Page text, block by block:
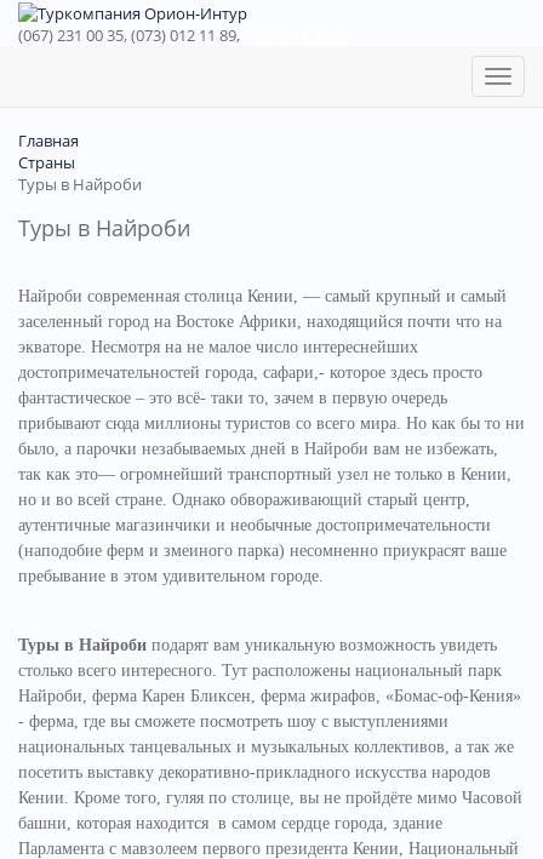
(067) 231 00 35, (073) 012 11 89,
Toggle
Главная
Страны
Туры в Найроби
Туры в Найроби
Найроби современная столица Кении, — самый крупный и самый
заселенный город на Востоке Африки, находящийся почти что на
экваторе. Несмотря на не малое число интереснейших
достопримечательностей города, сафари,- которое здесь просто
фантастическое – это всё- таки то, зачем в первую очередь
прибывают сюда миллионы туристов со всего мира. Но как бы то ни
было, а парочки незабываемых дней в Найроби вам не избежать,
так как это— огромнейший транспортный узел не только в Кении,
но и во всей стране. Однако обвораживающий старый центр,
аутентичные магазинчики и необычные достопримечательности
(наподобие ферм и змеиного парка) несомненно приукрасят ваше
пребывание в этом удивительном городе.
Туры в Найроби подарят вам уникальную возможность увидеть
столько всего интересного. Тут расположены национальный парк
Найроби, ферма Карен Бликсен, ферма жирафов, «Бомас-оф-Кения»
- ферма, где вы сможете посмотреть шоу с выступлениями
национальных танцевальных и музыкальных коллективов, а так же
посетить выставку декоративно-прикладного искусства народов
Кении. Кроме того, гуляя по столице, вы не пройдёте мимо Часовой
башни, которая находится в самом сердце города, здание
Парламента с мавзолеем первого президента Кении, Национальный